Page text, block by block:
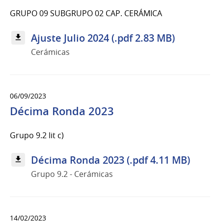
GRUPO 09 SUBGRUPO 02 CAP. CERÁMICA
Ajuste Julio 2024 (.pdf 2.83 MB)
Cerámicas
06/09/2023
Décima Ronda 2023
Grupo 9.2 lit c)
Décima Ronda 2023 (.pdf 4.11 MB)
Grupo 9.2 - Cerámicas
14/02/2023